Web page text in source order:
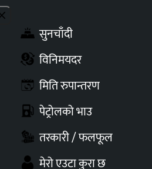
Close menu
सुनचाँदी
विनिमयदर
मिति रुपान्तरण
पेट्रोलको भाउ
तरकारी / फलफूल
मेरो एउटा कुरा छ